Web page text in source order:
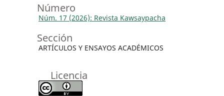
Número
Núm. 17 (2026): Revista Kawsaypacha
Sección
ARTÍCULOS Y ENSAYOS ACADÉMICOS
Licencia